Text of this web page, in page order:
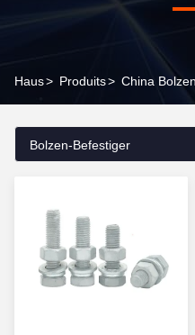
Haus> Produits> China
Bolzen-Befestiger